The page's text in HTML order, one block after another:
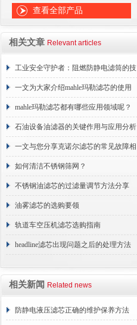
查看全部产品
相关文章 Relevant articles
工业安全守护者：阻燃防静电滤筒的技
术原理与应用解析
一文为大家介绍mahle玛勒滤芯的使用
原理
mahle玛勒滤芯都有哪些应用领域呢？
石油设备油滤器的关键作用与应用分析
一文与您分享克诺尔滤芯的常见故障相
应解决方法
如何清洁不锈钢筛网？
不锈钢油滤芯的过滤量调节方法分享
油雾滤芯的选购要领
轨道车空压机滤芯选购指南
headline滤芯出现问题之后的处理方法
相关新闻 Related news
防静电液压滤芯正确的维护保养方法